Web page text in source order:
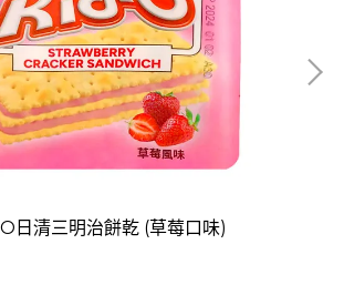
日清三明治餅乾 (草莓口味)